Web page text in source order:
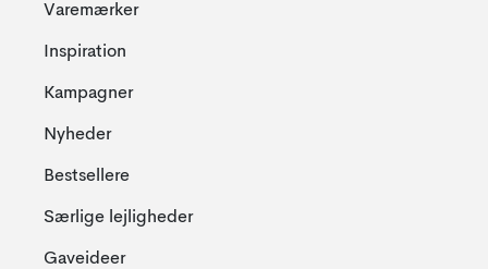
Varemærker
Inspiration
Kampagner
Nyheder
Bestsellere
Særlige lejligheder
Gaveideer